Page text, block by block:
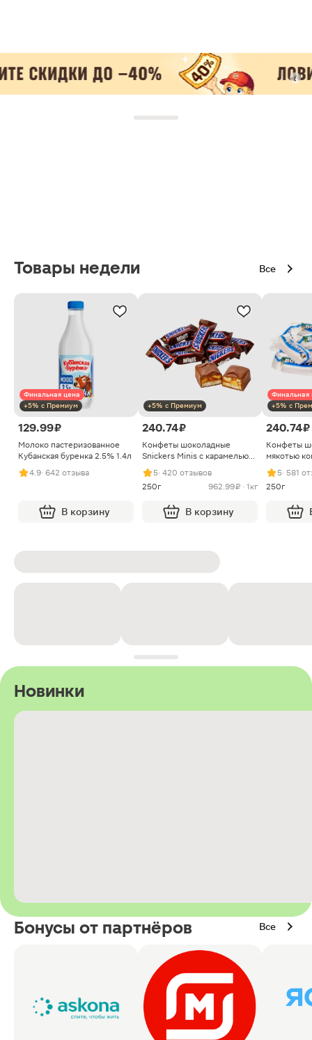
Товары недели Все
Финальная цена
+5% с Премиум
129.99 ₽
Молоко пастеризованное
Кубанская буренка 2.5% 1.4л
4.9· 642 отзыва
В корзину
+5% с Премиум
240.74 ₽
Конфеты шоколадные
Snickers Minis с карамелью
арахисом и нугой
5· 420 отзывов
250г
962.99 ₽ · 1кг
В корзину
Финальная
+5% с
240.74 ₽
Конфеты
мякотью
5· 581
250г
Новинки
Бонусы от партнёров Все